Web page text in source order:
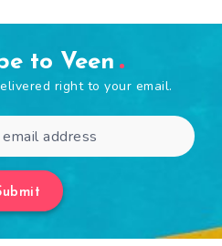
to Veen
right to your email.